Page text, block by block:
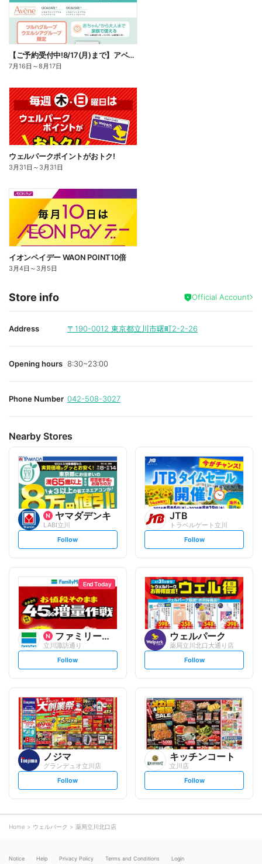
【ご予約受付中!8/17(月)まで】アベンヌ シカルファット
7月16日 ～8月17日
ウェルパークポイントがおトク!
3月31日 ～ 3月31日
イオンペイデー WAON POINT10倍
3月4日 ～ 3月5日
Store info Official Account
Address 〒190-0012 東京都立川市曙町2-2-26
Opening hours 8:30~23:00
Phone Number 042-508-3027
Nearby Stores
ヤマダデンキ
LABI立川
s
t
o
Follow
JTB
トラベルゲート立川
s
t
l
o
w
Follow
End Today
ファミリーマート
立川諏訪通り
s
t
l
o
w
Follow
ウェルパーク
薬局立川北口大通り店
s
t
l
o
w
Follow
ノジマ
グランデュオ立川店
s
t
o
Follow
キッチンコート
立川店
s
t
Follow
Home ウェルパーク 薬局立川北口店
Notice Help Privacy Policy Terms and Conditions Login